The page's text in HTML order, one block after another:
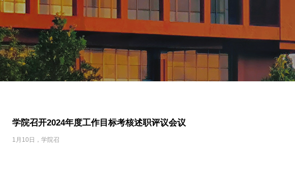
学院召开2024年度工作目标考核述职评议会议
1月10日，学院召